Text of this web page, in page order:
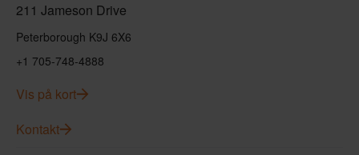
211 Jameson Drive
Peterborough K9J 6X6
+1 705-748-4888
Vis på kort
Kontakt